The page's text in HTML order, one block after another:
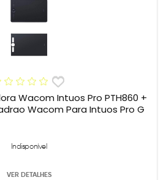
Wacom Intuos Pro PTH860 +
Wacom Para Intuos Pro G
Indisponível
VER DETALHES